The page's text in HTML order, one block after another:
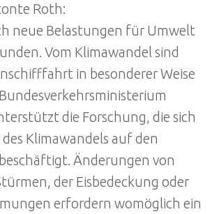
Roth:
neue Belastungen für Umwelt
Vom Klimawandel sind
in besonderer Weise
die Forschung, die sich
Klimawandels auf den
Änderungen von
der Eisbedeckung oder
erfordern womöglich ein